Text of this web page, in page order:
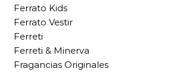
Ferrato Kids
Ferrato Vestir
Ferreti
Ferreti & Minerva
Fragancias Originales